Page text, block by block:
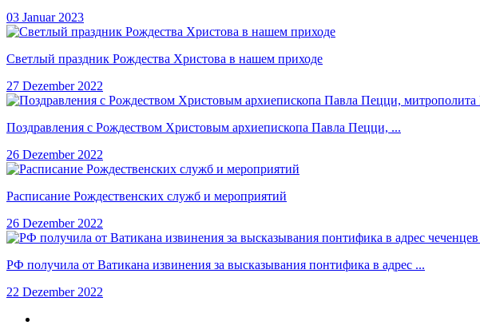
03 Januar 2023
Светлый праздник Рождества Христова в нашем приходе
27 Dezember 2022
Поздравления с Рождеством Христовым архиепископа Павла Пецци, ...
26 Dezember 2022
Расписание Рождественских служб и мероприятий
26 Dezember 2022
РФ получила от Ватикана извинения за высказывания понтифика в адрес ...
22 Dezember 2022